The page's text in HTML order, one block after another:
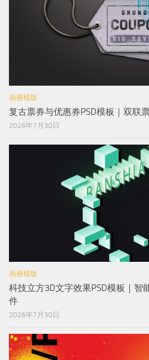
画册模版
复古票券与优惠券PSD模板｜双联
2026年7月30日
画册模版
科技立方3D文字效果PSD模板｜智
件
2026年7月30日